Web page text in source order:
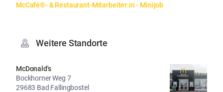
McCafé®- & Restaurant-Mitarbeiter:in - Minijob
Weitere Standorte
McDonald's
Bockhorner Weg 7
29683 Bad Fallingbostel